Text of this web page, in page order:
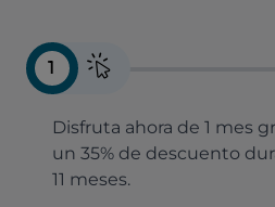
1
Disfruta ahora de 1 mes
un 35% de descuento
11 meses.